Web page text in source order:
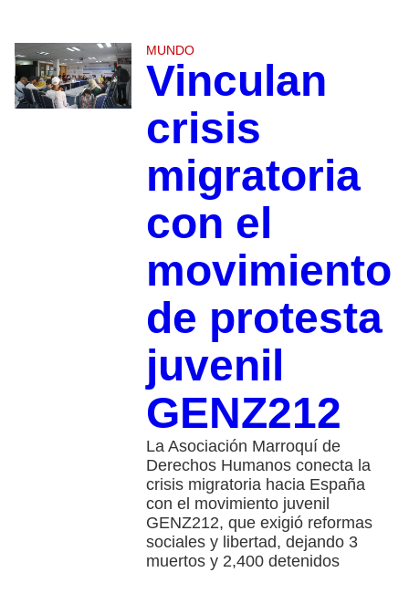
MUNDO
Vinculan
crisis
migratoria
con el
movimiento
de protesta
juvenil
GENZ212
La Asociación Marroquí de
Derechos Humanos conecta la
crisis migratoria hacia España
con el movimiento juvenil
GENZ212, que exigió reformas
sociales y libertad, dejando 3
muertos y 2,400 detenidos